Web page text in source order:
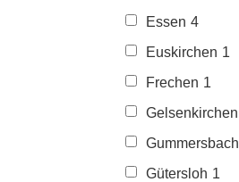
Essen 4
Euskirchen 1
Frechen 1
Gelsenkirchen
Gummersbach
Gütersloh 1